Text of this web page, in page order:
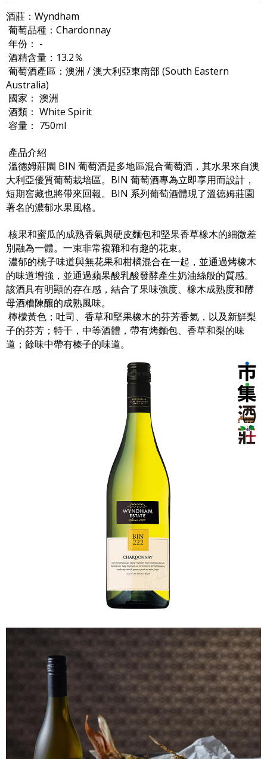
酒莊：Wyndham
葡萄品種：Chardonnay
年份： -
酒精含量：13.2％
葡萄酒產區：澳洲 / 澳大利亞東南部 (South Eastern
Australia)
國家： 澳洲
酒類： White Spirit
容量： 750ml
產品介紹
溫德姆莊園 BIN 葡萄酒是多地區混合葡萄酒，其水果來自澳
大利亞優質葡萄栽培區。BIN 葡萄酒專為立即享用而設計，
短期窖藏也將帶來回報。BIN 系列葡萄酒體現了溫德姆莊園
著名的濃郁水果風格。
核果和蜜瓜的成熟香氣與硬皮麵包和堅果香草橡木的細微差
別融為一體。一束非常複雜和有趣的花束。
濃郁的桃子味道與無花果和柑橘混合在一起，並通過烤橡木
的味道增強，並通過蘋果酸乳酸發酵產生奶油絲般的質感。
該酒具有明顯的存在感，結合了果味強度、橡木成熟度和酵
母酒糟陳釀的成熟風味。
檸檬黃色；吐司、香草和堅果橡木的芬芳香氣，以及新鮮梨
子的芬芳；特干，中等酒體，帶有烤麵包、香草和梨的味
道；餘味中帶有榛子的味道。